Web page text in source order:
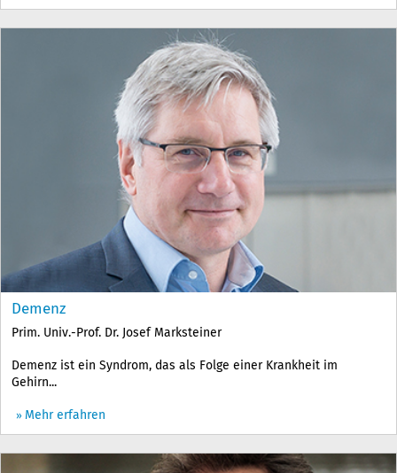
Demenz
Prim. Univ.-Prof. Dr. Josef Marksteiner
Demenz ist ein Syndrom, das als Folge einer Krankheit im
Gehirn...
Mehr erfahren